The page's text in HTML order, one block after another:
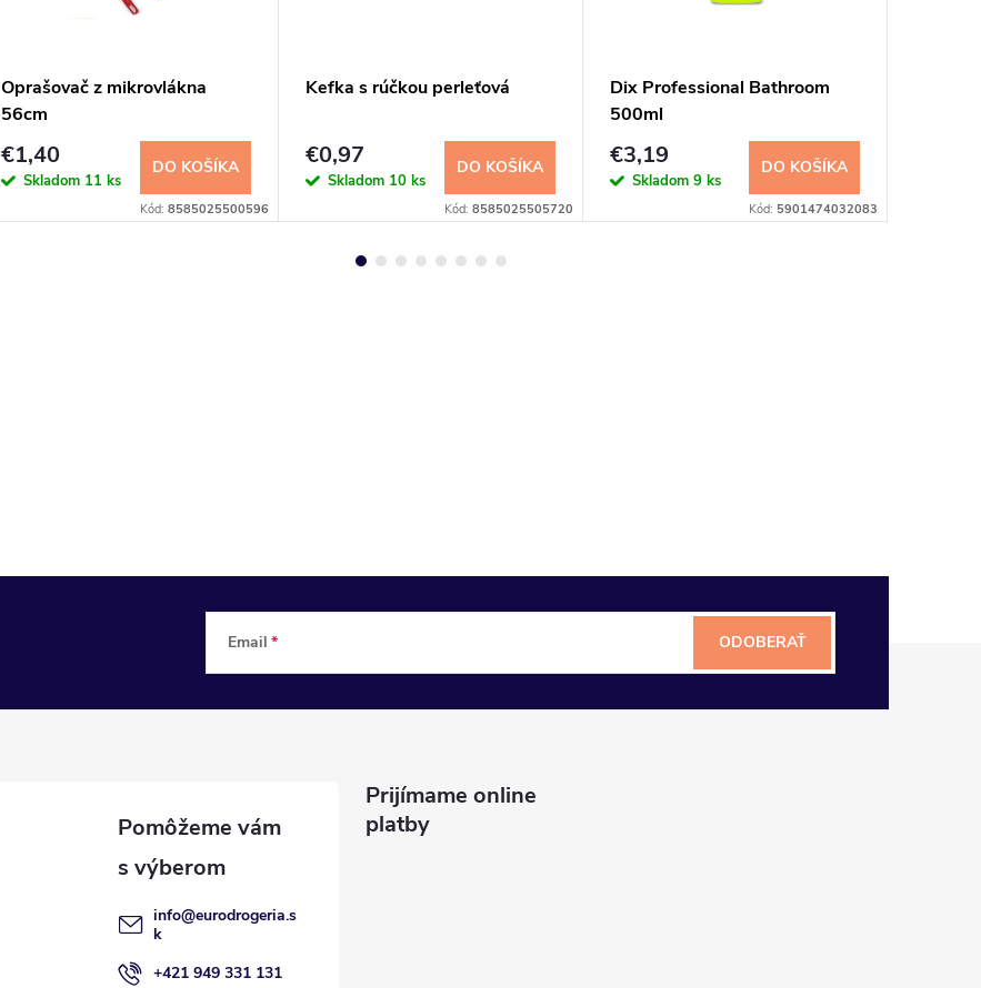
Oprašovač z mikrovlákna
56cm
€1,40
Skladom 11 ks
DO KOŠÍKA
Kód: 8585025500596
Kefka s rúčkou perleťová
€0,97
Skladom 10 ks
DO KOŠÍKA
Kód: 8585025505720
Dix Professional Bathroom
500ml
€3,19
Skladom 9 ks
DO KOŠÍKA
Kód: 5901474032083
Email ODOBERAŤ
info@eurodrogeria.s
k
+421 949 331 131
Prijímame online
platby